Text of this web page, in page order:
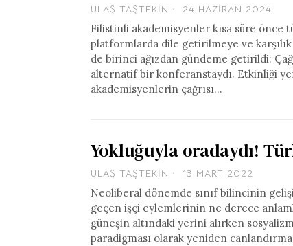
ULAŞ TAŞTEKIN 24 HAZIRAN 2024
Filistinli akademisyenler kısa süre önce
platformlarda dile getirilmeye ve
de birinci ağızdan gündeme getirildi:
alternatif bir konferanstaydı. Etkinliği
akademisyenlerin çağrısı…
Yokluğuyla oradaydı!
ULAŞ TAŞTEKIN 13 MART 2022
Neoliberal dönemde sınıf bilincinin
geçen işçi eylemlerinin ne derece
güneşin altındaki yerini alırken
paradigması olarak yeniden